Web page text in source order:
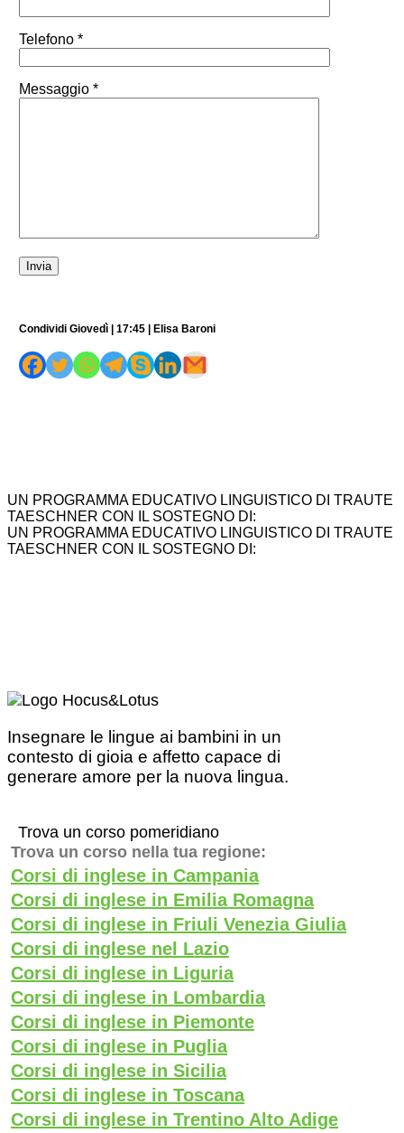
Telefono *
Messaggio *
Condividi Giovedì | 17:45 | Elisa Baroni
UN PROGRAMMA EDUCATIVO LINGUISTICO DI TRAUTE
TAESCHNER CON IL SOSTEGNO DI:
UN PROGRAMMA EDUCATIVO LINGUISTICO DI TRAUTE
TAESCHNER CON IL SOSTEGNO DI:
Insegnare le lingue ai bambini in un
contesto di gioia e affetto capace di
generare amore per la nuova lingua.
Trova un corso pomeridiano
Trova un corso nella tua regione:
Corsi di inglese in Campania
Corsi di inglese in Emilia Romagna
Corsi di inglese in Friuli Venezia Giulia
Corsi di inglese nel Lazio
Corsi di inglese in Liguria
Corsi di inglese in Lombardia
Corsi di inglese in Piemonte
Corsi di inglese in Puglia
Corsi di inglese in Sicilia
Corsi di inglese in Toscana
Corsi di inglese in Trentino Alto Adige